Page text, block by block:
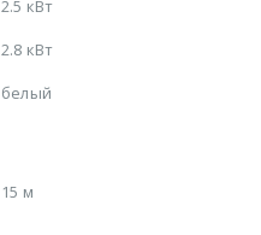
2.5 кВт
2.8 кВт
белый
15 м